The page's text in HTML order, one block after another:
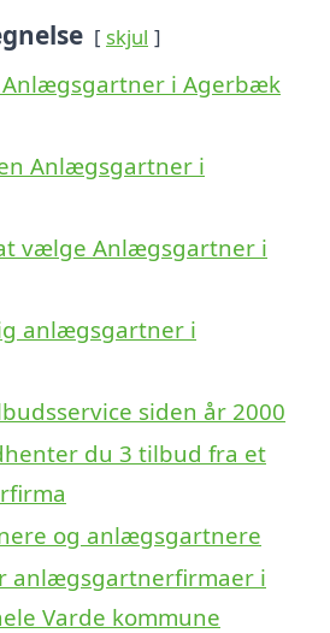
skjul
Anlægsgartner i Agerbæk
Anlægsgartner i
vælge Anlægsgartner i
anlægsgartner i
siden år 2000
du 3 tilbud fra et
og anlægsgartnere
anlægsgartnerfirmaer i
Varde kommune